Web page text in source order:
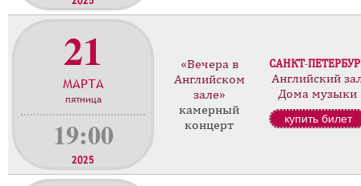
21
МАРТА
пятница
19:00
2025
«Вечера в
Английском
зале»
камерный
концерт
САНКТ-
Английский
Дома музыки
купить билет